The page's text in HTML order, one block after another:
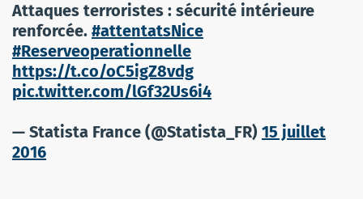
Attaques terroristes : sécurité intérieure
renforcée. #attentatsNice
#Reserveoperationnelle
https://t.co/oC5igZ8vdg
pic.twitter.com/lGf32Us6i4
— Statista France (@Statista_FR) 15 juillet
2016